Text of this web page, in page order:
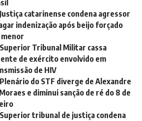
Justiça catarinense condena agressor
indenização após beijo forçado
menor
Superior Tribunal Militar cassa
de exército envolvido em
de HIV
Plenário do STF diverge de Alexandre
e diminui sanção de ré do 8 de
Superior tribunal de justiça condena